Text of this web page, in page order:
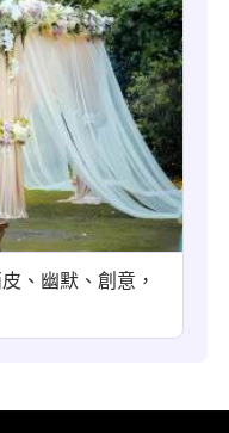
、幽默、創意，